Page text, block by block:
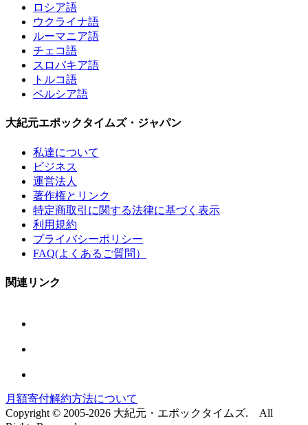
ロシア語
ウクライナ語
ルーマニア語
チェコ語
スロバキア語
トルコ語
ペルシア語
大紀元エポックタイムズ・ジャパン
私達について
ビジネス
運営法人
著作権とリンク
特定商取引に関する法律に基づく表示
利用規約
プライバシーポリシー
FAQ(よくあるご質問）
関連リンク
月額寄付解約方法について
Copyright © 2005-2026 大紀元・エポックタイムズ. All